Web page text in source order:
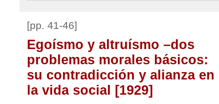
[pp. 41-46]
Egoísmo y altruísmo –dos
problemas morales básicos:
su contradicción y alianza en
la vida social [1929]